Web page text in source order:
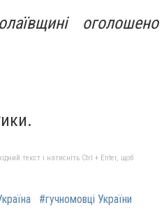
оголошено
текст і натисніть Ctrl + Enter, щоб
#гучномовці України